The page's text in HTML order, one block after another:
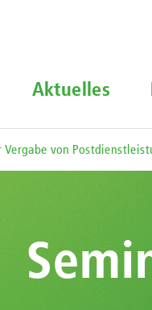
Aktuelles
von